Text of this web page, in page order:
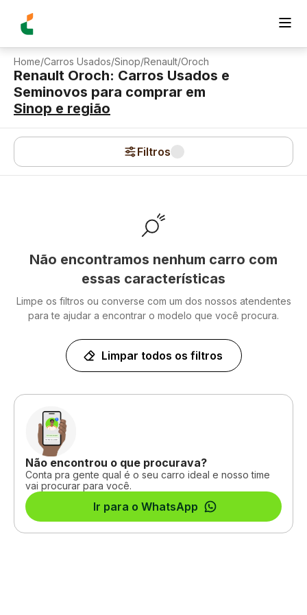
Home/Carros Usados/Sinop/Renault/Oroch
Renault Oroch: Carros Usados e
Seminovos para comprar em
Sinop e região
Filtros
Não encontramos nenhum carro com
essas características
Limpe os filtros ou converse com um dos nossos atendentes
para te ajudar a encontrar o modelo que você procura.
Limpar todos os filtros
Não encontrou o que procurava?
Conta pra gente qual é o seu carro ideal e nosso time
vai procurar para você.
Ir para o WhatsApp